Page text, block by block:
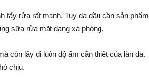
tẩy rửa rất mạnh. Tuy da dầu cần sản phẩm
sữa rửa mặt dạng xà phòng.
còn lấy đi luôn độ ẩm cần thiết của làn da.
chịu.